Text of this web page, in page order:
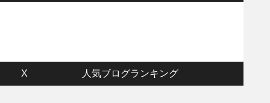
X 人気ブログランキング